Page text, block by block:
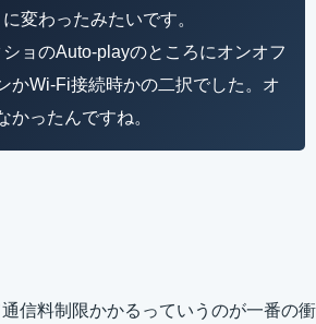
変わったみたいです。
ョのAuto-playのところにオンオフ
かWi-Fi接続時かの二択でした。オ
かったんですね。
信料制限かかるっていうのが一番の衝